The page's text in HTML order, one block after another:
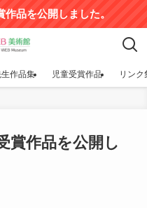
品を公開しました。
作品集 児童受賞作品 リンク
賞作品を公開し